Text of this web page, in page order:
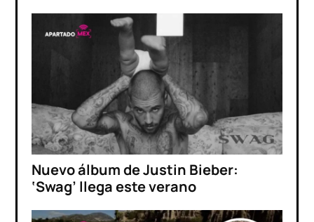
Nuevo álbum de Justin Bieber:
‘Swag’ llega este verano